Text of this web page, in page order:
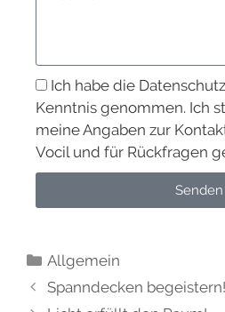
Ich habe die
Kenntnis genommen. Ich
meine Angaben zur
Vocil und für Rückfragen
Senden
Allgemein
Spanndecken begeistern!